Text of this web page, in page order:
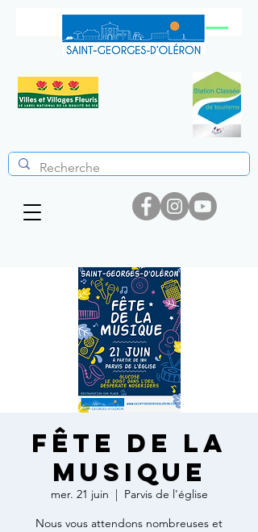
FÊTE DE LA
MUSIQUE
mer. 21 juin
  |
Parvis de l'église
Nous vous attendons nombreuses et